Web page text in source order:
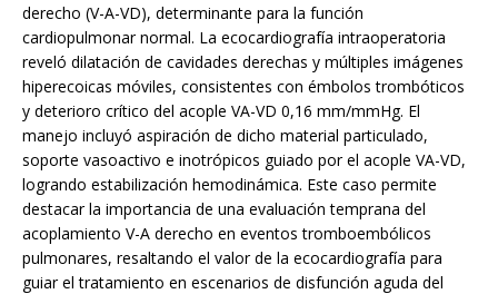
derecho (V-A-VD), determinante para la función
cardiopulmonar normal. La ecocardiografía intraoperatoria
reveló dilatación de cavidades derechas y múltiples imágenes
hiperecoicas móviles, consistentes con émbolos trombóticos
y deterioro crítico del acople VA-VD 0,16 mm/mmHg. El
manejo incluyó aspiración de dicho material particulado,
soporte vasoactivo e inotrópicos guiado por el acople VA-VD,
logrando estabilización hemodinámica. Este caso permite
destacar la importancia de una evaluación temprana del
acoplamiento V-A derecho en eventos tromboembólicos
pulmonares, resaltando el valor de la ecocardiografía para
guiar el tratamiento en escenarios de disfunción aguda del